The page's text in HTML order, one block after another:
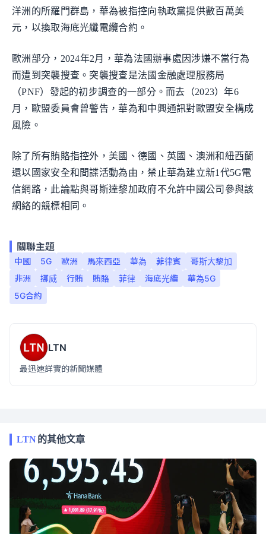
洋洲的所羅門群島，華為被指控向執政黨提供數百萬美
元，以換取海底光纖電纜合約。
歐洲部分，2024年2月，華為法國辦事處因涉嫌不當行為
而遭到突襲搜查。突襲搜查是法國金融處理服務局
（PNF）發起的初步調查的一部分。而去（2023）年6
月，歐盟委員會曾警告，華為和中興通訊對歐盟安全構成
風險。
除了所有賄賂指控外，美國、德國、英國、澳洲和紐西蘭
還以國家安全和間諜活動為由，禁止華為建立新1代5G電
信網路，此論點與哥斯達黎加政府不允許中國公司參與該
網絡的競標相同。
關聯主題
中國 5G 歐洲 馬來西亞 華為 菲律賓
哥斯大黎加
非洲
挪威 行賄 賄賂 菲律 海底光纜
華為5G
5G合約
LTN
最迅速詳實的新聞媒體
LTN的其他文章